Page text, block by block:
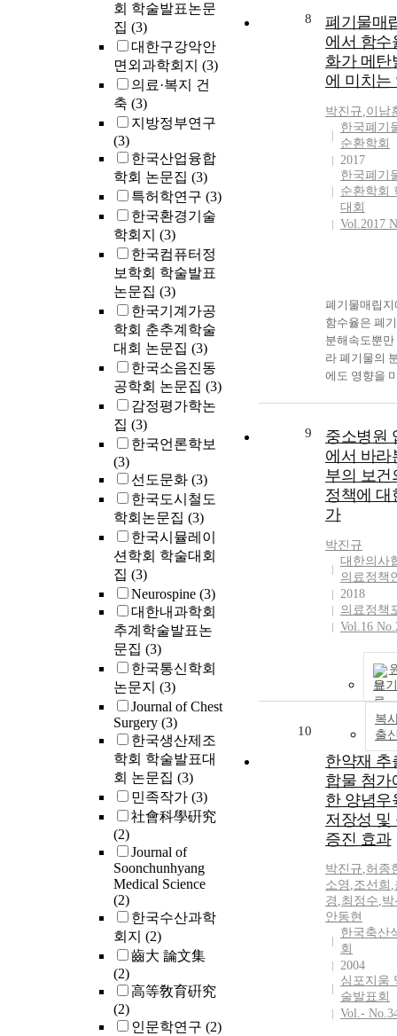
회 학술발표논문
집 (3)
대한구강악안
면외과학회지 (3)
의료·복지 건
축 (3)
지방정부연구
(3)
한국산업융합
학회 논문집 (3)
특허학연구 (3)
한국환경기술
학회지 (3)
한국컴퓨터정
보학회 학술발표
논문집 (3)
한국기계가공
학회 춘추계학술
대회 논문집 (3)
한국소음진동
공학회 논문집 (3)
감정평가학논
집 (3)
한국언론학보
(3)
선도문화 (3)
한국도시철도
학회논문집 (3)
한국시뮬레이
션학회 학술대회
집 (3)
Neurospine (3)
대한내과학회
추계학술발표논
문집 (3)
한국통신학회
논문지 (3)
Journal of Chest
Surgery (3)
한국생산제조
학회 학술발표대
회 논문집 (3)
민족작가 (3)
社會科學硏究
(2)
Journal of
Soonchunhyang
Medical Science
(2)
한국수산과학
회지 (2)
齒大 論文集
(2)
高等敎育硏究
(2)
인문학연구 (2)
decisions. In
the wealth of
regarding the
of asset
firm
mode choice,
little empirical
research has
examining
of alignments
between asset
specificity
governance
the limited
on the
of firm
mode
technological
study
questions: (1)
face of asset
specificity, are
likely to
hierarchy
firm
mode
affect
performance
face of asset
specificity?
on TCE
Cost
RBV
Based View).
test our
we
U.S. mountain
bicycle
set industry
1980 to 1990.
order to
deal with
endogeneity
selection)
study employs
Heckman
two-stage
method. Our
are quite
from the
that are
8
폐기물매
에서 함수
화가 메탄
에 미치는
박진규,이남
한국폐기
순환학회
2017
한국폐기
순환학회
대회
Vol.2017
폐기물매립지
함수율은 폐
분해속도뿐만
라 폐기물의
에도 영향을
의 수분을 인
로 증가시켜
스 발생량을
키는
이 연구되고
라서 향후에
를 계획 및 진
있는 폐기물
를 대상으로
bioreactor 공
용될 것으로
에 따른 매립
생특성이 예
야 할 것이다.
기존 연구들
실내실험 및
증실험을 통
bioreactor 공
에 따른 조기
및 매립가스
증대 효과만
화가 폐기물
도 및 분해속
치는 영향을
으로 나타내
bioreactor 공
에 따른 정확
뢰성 있는 매
발생량 예측
운 점이 있다.
9
중소병원
에서 바라
부의 보건
정책에 대
가
박진규
대한의사
의료정책
2018
의료정책
Vol.16
보기
복
출
10
한약재 추
합물 첨가
한 양념우
저장성 및
증진 효과
박진규,허종
소영 ,조선희 ,
경 ,최정수,
안동현
한국축산
회
2004
심포지움
술발표회
Vol.-